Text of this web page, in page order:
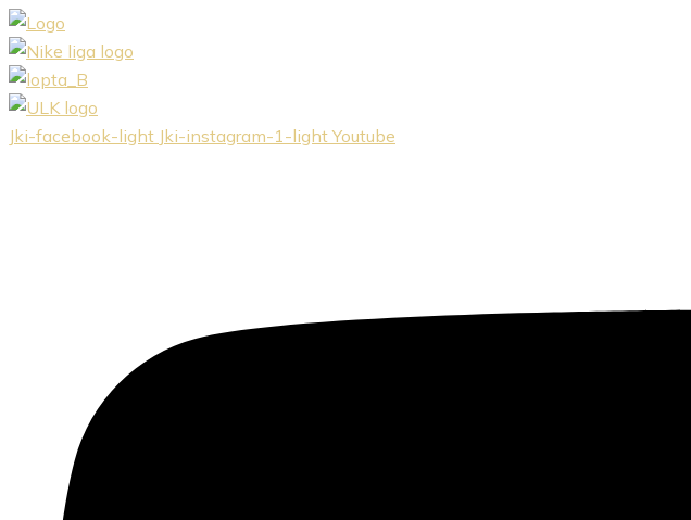
Preskočiť
na
obsah
Jki-facebook-light Jki-instagram-1-light Youtube